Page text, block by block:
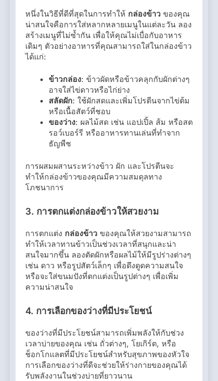
หนึ่งในวิธีที่ดีที่สุดในการทำให้ กล่องข้าว ของคุณ
น่าสนใจคือการใส่หลากหลายเมนูในแต่ละวัน ลอง
สร้างเมนูที่ไม่ซ้ำกัน เพื่อให้คุณไม่เบื่อกับอาหาร
เดิมๆ ตัวอย่างอาหารที่คุณสามารถใส่ในกล่องข้าว
ได้แก่:
ข้าวกล่อง: ข้าวผัดหรือข้าวคลุกกับผักต่างๆ
อาจใส่ไข่ดาวหรือไก่ย่าง
สลัดผัก: ใช้ผักสดและเพิ่มโปรตีนจากไข่ต้ม
หรือเนื้อสัตว์ที่ชอบ
ของว่าง: ผลไม้สด เช่น แอปเปิ้ล ส้ม หรือสต
รอว์เบอร์รี หรืออาหารทานเล่นที่ทำจาก
ธัญพืช
การผสมผสานระหว่างข้าว ผัก และโปรตีนจะ
ทำให้กล่องข้าวของคุณมีความสมดุลทาง
โภชนาการ
3. การตกแต่งกล่องข้าวให้สวยงาม
การตกแต่ง กล่องข้าว ของคุณให้สวยงามสามารถ
ทำให้เวลาทานข้าวเป็นช่วงเวลาที่สนุกและน่า
สนใจมากขึ้น ลองตัดผักหรือผลไม้ให้มีรูปร่างต่างๆ
เช่น ดาว หรือรูปสัตว์เล็กๆ เพื่อดึงดูดความสนใจ
หรือจะใส่ขนมปังที่ตกแต่งเป็นรูปต่างๆ เพื่อเพิ่ม
ความน่าสนใจ
4. การเลือกของว่างที่มีประโยชน์
ของว่างที่มีประโยชน์สามารถเพิ่มพลังให้กับช่วง
เวลาบ่ายของคุณ เช่น ถั่วต่างๆ, โยเกิร์ต, หรือ
ช็อกโกแลตที่มีประโยชน์สำหรับสุขภาพของหัวใจ
การเลือกของว่างที่ดีจะช่วยให้ร่างกายของคุณได้
รับพลังงานในช่วงบ่ายที่ยาวนาน